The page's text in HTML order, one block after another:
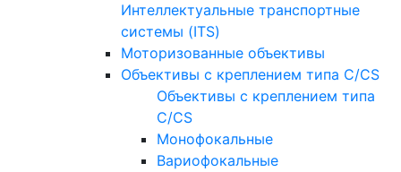
Интеллектуальные транспортные
системы (ITS)
Моторизованные объективы
Объективы с креплением типа C/CS
Объективы с креплением типа
C/CS
Монофокальные
Вариофокальные